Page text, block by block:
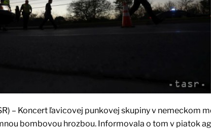
– Koncert ľavicovej punkovej skupiny v nemeckom
bombovou hrozbou. Informovala o tom v piatok